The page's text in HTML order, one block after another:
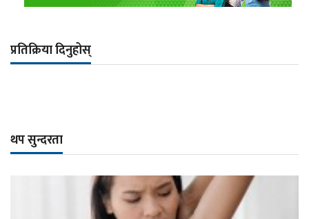
प्रतिक्रिया दिनुहोस्
थप सुन्दरता